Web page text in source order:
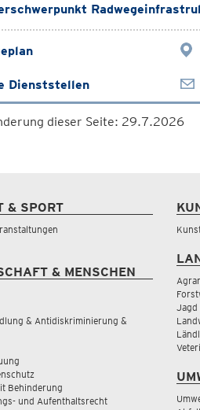
Dienststellen
dieser Seite: 29.7.2026
& SPORT
& MENSCHEN
& Antidiskriminierung &
Behinderung
und Aufenthaltsrecht
Jagd